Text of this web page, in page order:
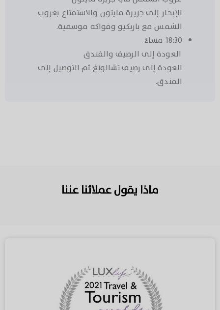
الإبحار إلى جزيرة مايتون والاستمتاع بغروب
الشمس مع باربكيو وفواكه موسمية.
18:30 مساءً
العودة إلى الرصيف والفندق
العودة إلى رصيف تشالونغ ثم التوصيل إلى
الفندق.
ماذا يقول عملائنا عننا